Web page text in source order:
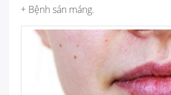
+ Bệnh sán máng.